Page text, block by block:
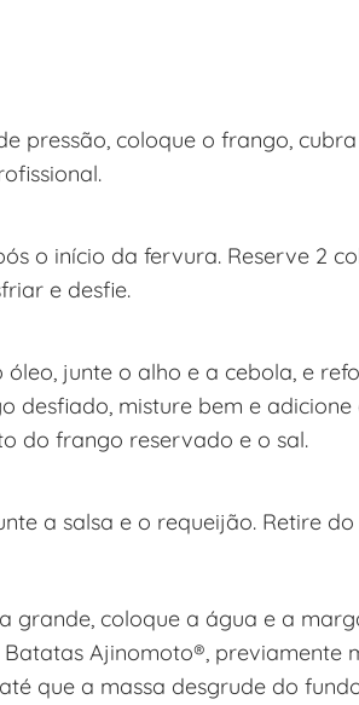
pressão, coloque o frango,
o início da fervura. Reserve 2
e desfie.
junte o alho e a cebola, e
desfiado, misture bem e
do frango reservado e o sal.
a salsa e o requeijão. Retire
grande, coloque a água e a
Ajinomoto®, previamente
que a massa desgrude do